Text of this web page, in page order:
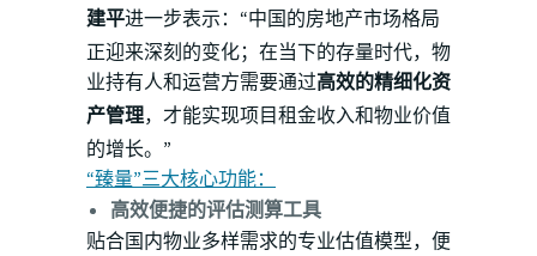
建平进一步表示：“中国的房地产市场格局
正迎来深刻的变化；在当下的存量时代，物
业持有人和运营方需要通过高效的精细化资
产管理，才能实现项目租金收入和物业价值
的增长。”
“臻量”三大核心功能：
高效便捷的评估测算工具
贴合国内物业多样需求的专业估值模型，便